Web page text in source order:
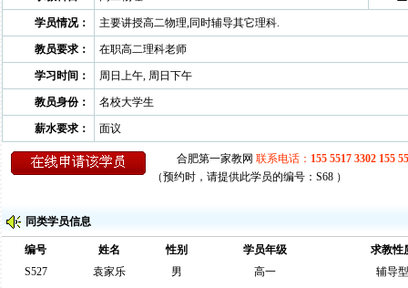
学员情况： 主要讲授高二物理,同时辅导其它理科.
教员要求： 在职高二理科老师
学习时间： 周日上午, 周日下午
教员身份： 名校大学生
薪水要求： 面议
（预约时，请提供此学员的编号：S68 ）
同类学员信息
编号 姓名 性别 学员年级
求教性
S527
袁家乐 男 高一
辅导